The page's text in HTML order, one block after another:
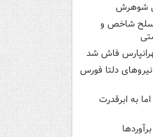
شوهرش
مسلح شاخص و
دلتا فورس
اما به ابرقدرت